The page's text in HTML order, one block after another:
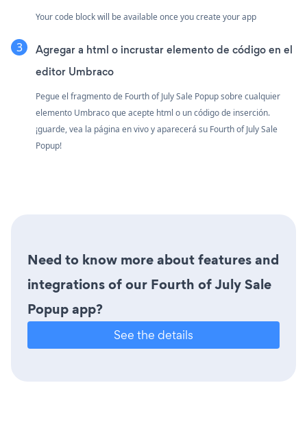
Your code block will be available once you create your app
Agregar a html o incrustar elemento de código en el
editor Umbraco
Pegue el fragmento de Fourth of July Sale Popup sobre cualquier
elemento Umbraco que acepte html o un código de inserción.
¡guarde, vea la página en vivo y aparecerá su Fourth of July Sale
Popup!
Need to know more about features and
integrations of our Fourth of July Sale
Popup app?
See the details